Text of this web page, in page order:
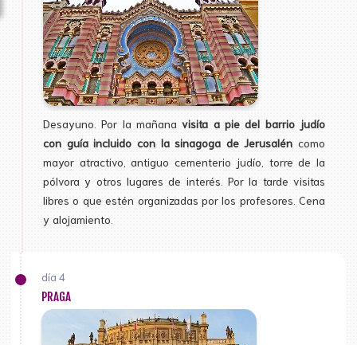
Desayuno. Por la mañanavisita a pie del barrio judío
con guía incluido con la sinagoga de Jerusalén como
mayor atractivo, antiguo cementerio judío, torre de la
pólvora y otros lugares de interés. Por la tarde visitas
libres o que estén organizadas por los profesores. Cena
y alojamiento.
día 4
PRAGA